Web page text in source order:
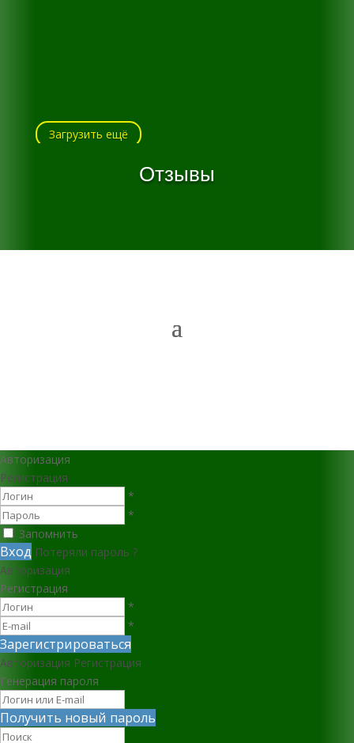
Загрузить ещё
Отзывы
Авторизация
Регистрация
*
*
Запомнить
Вход Потеряли пароль ?
Авторизация
Регистрация
*
*
Зарегистрироваться
Авторизация Регистрация
Генерация пароля
Получить новый пароль